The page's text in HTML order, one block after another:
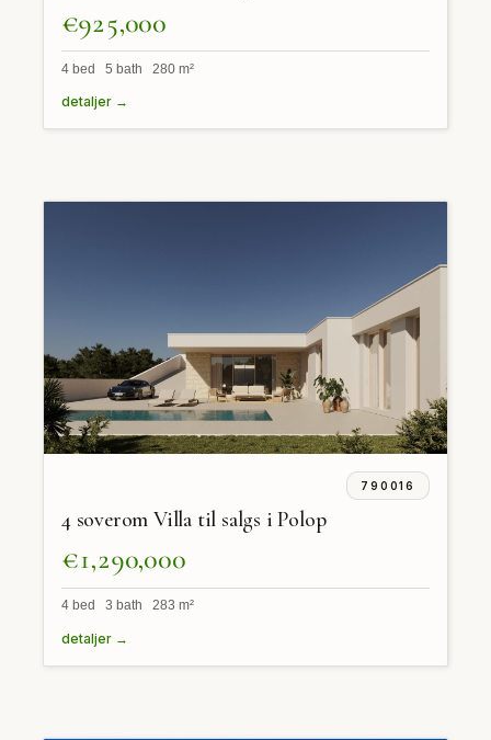
€925,000
4 bed 5 bath 280 m²
detaljer →
790016
4 soverom Villa til salgs i Polop
€1,290,000
4 bed 3 bath 283 m²
detaljer →